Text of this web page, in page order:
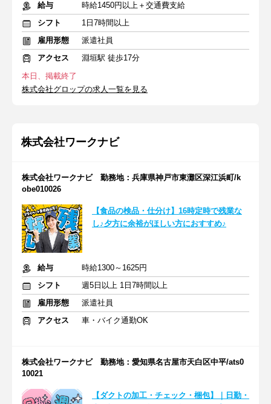
給与
時給1450円以上＋交通費支給
シフト
1日7時間以上
雇用形態
派遣社員
アクセス
淵垣駅 徒歩17分
本日、掲載終了
株式会社グロップの求人一覧を見る
株式会社ワークナビ
株式会社ワークナビ 勤務地：兵庫県神戸市東灘区深江浜町/k
obe010026
【食品の検品・仕分け】16時定時で残業な
し♪夕方に余裕がほしい方におすすめ♪
給与
時給1300～1625円
シフト
週5日以上 1日7時間以上
雇用形態
派遣社員
アクセス
車・バイク通勤OK
株式会社ワークナビ 勤務地：愛知県名古屋市天白区中平/ats0
10021
【ダクトの加工・チェック・梱包】｜日勤・